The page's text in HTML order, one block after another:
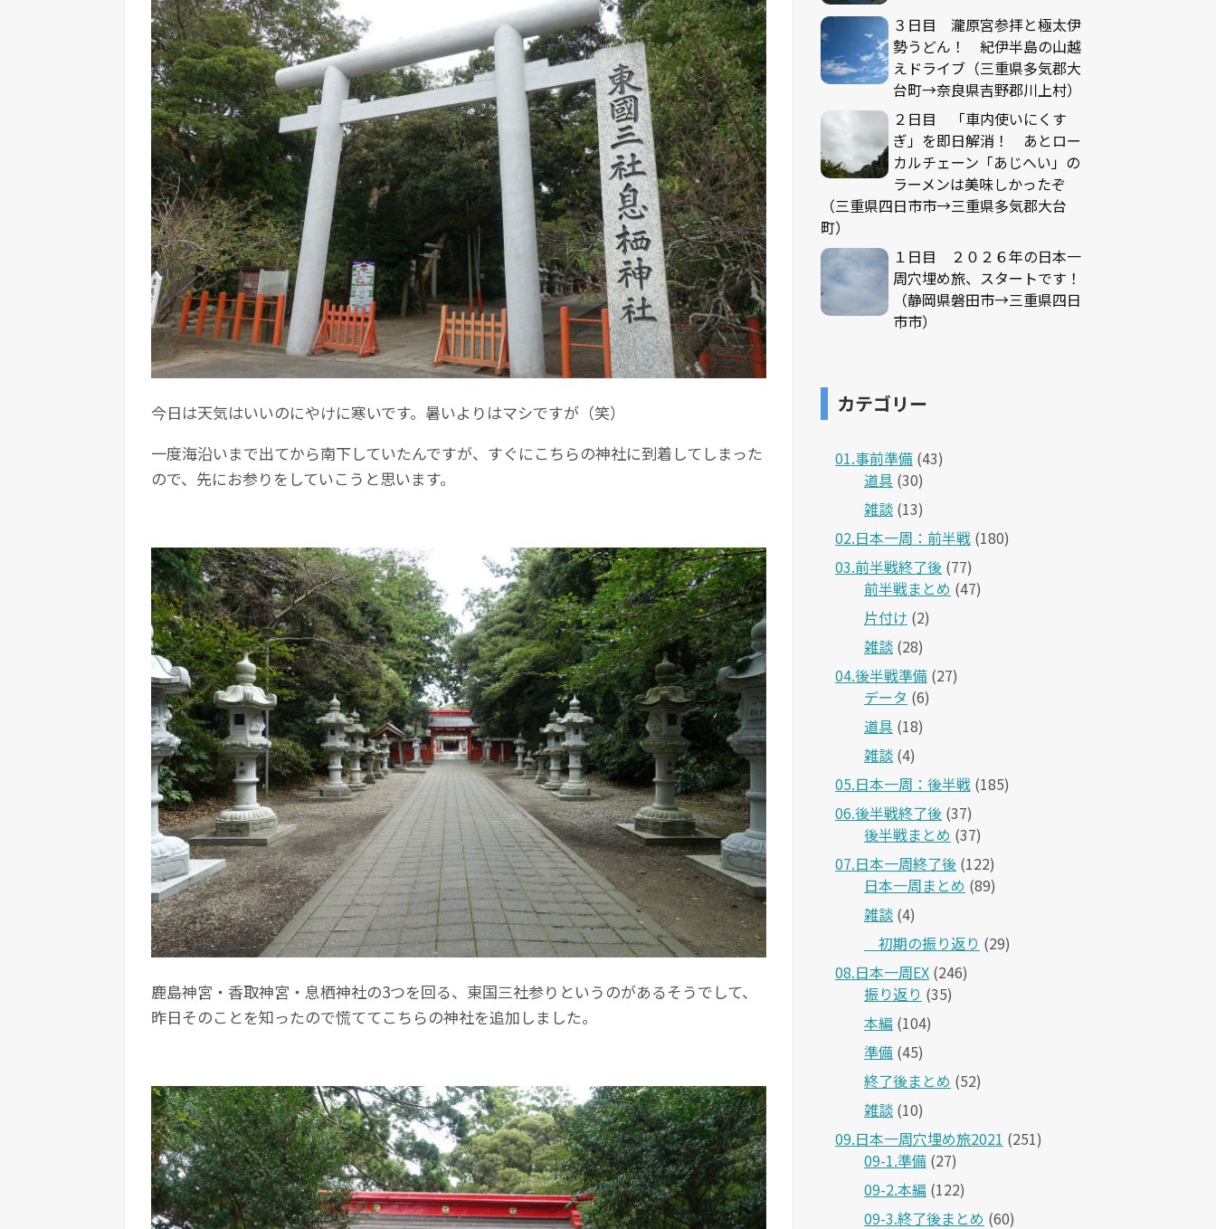
今日は天気はいいのにやけに寒いです。暑いよりはマシですが（笑）
一度海沿いまで出てから南下していたんですが、すぐにこちらの神社に到着してしまった
ので、先にお参りをしていこうと思います。
鹿島神宮・香取神宮・息栖神社の3つを回る、東国三社参りというのがあるそうでして、
昨日そのことを知ったので慌ててこちらの神社を追加しました。
３日目 瀧原宮参拝と極太伊
勢うどん！ 紀伊半島の山越
えドライブ（三重県多気郡大
台町→奈良県吉野郡川上村）
２日目 「車内使いにくす
ぎ」を即日解消！ あとロー
カルチェーン「あじへい」の
ラーメンは美味しかったぞ
（三重県四日市市→三重県多気郡大台
町）
１日目 ２０２６年の日本一
周穴埋め旅、スタートです！
（静岡県磐田市→三重県四日
市市）
カテゴリー
01.事前準備 (43)
道具 (30)
雑談 (13)
02.日本一周：前半戦 (180)
03.前半戦終了後 (77)
前半戦まとめ (47)
片付け (2)
雑談 (28)
04.後半戦準備 (27)
データ (6)
道具 (18)
雑談 (4)
05.日本一周：後半戦 (185)
06.後半戦終了後 (37)
後半戦まとめ (37)
07.日本一周終了後 (122)
日本一周まとめ (89)
雑談 (4)
＿初期の振り返り (29)
08.日本一周EX (246)
振り返り (35)
本編 (104)
準備 (45)
終了後まとめ (52)
雑談 (10)
09.日本一周穴埋め旅2021 (251)
09-1.準備 (27)
09-2.本編 (122)
09-3.終了後まとめ (60)